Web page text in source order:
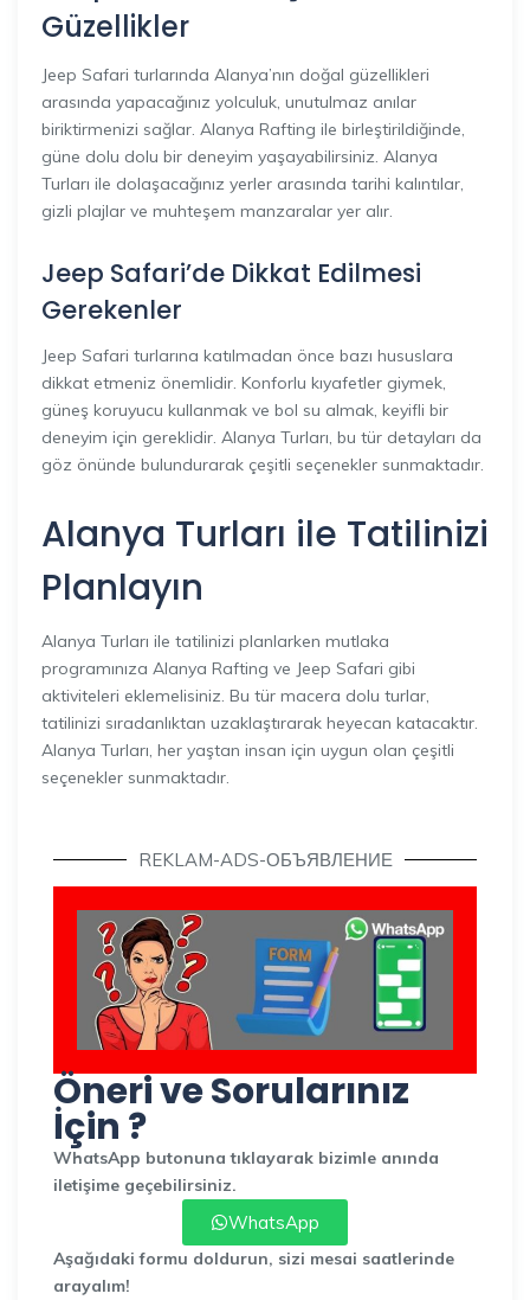
Güzellikler
Jeep Safari turlarında Alanya’nın doğal güzellikleri
arasında yapacağınız yolculuk, unutulmaz anılar
biriktirmenizi sağlar. Alanya Rafting ile birleştirildiğinde,
güne dolu dolu bir deneyim yaşayabilirsiniz. Alanya
Turları ile dolaşacağınız yerler arasında tarihi kalıntılar,
gizli plajlar ve muhteşem manzaralar yer alır.
Jeep Safari’de Dikkat Edilmesi
Gerekenler
Jeep Safari turlarına katılmadan önce bazı hususlara
dikkat etmeniz önemlidir. Konforlu kıyafetler giymek,
güneş koruyucu kullanmak ve bol su almak, keyifli bir
deneyim için gereklidir. Alanya Turları, bu tür detayları da
göz önünde bulundurarak çeşitli seçenekler sunmaktadır.
Alanya Turları ile Tatilinizi
Planlayın
Alanya Turları ile tatilinizi planlarken mutlaka
programınıza Alanya Rafting ve Jeep Safari gibi
aktiviteleri eklemelisiniz. Bu tür macera dolu turlar,
tatilinizi sıradanlıktan uzaklaştırarak heyecan katacaktır.
Alanya Turları, her yaştan insan için uygun olan çeşitli
seçenekler sunmaktadır.
REKLAM-ADS-ОБЪЯВЛЕНИЕ
Öneri ve Sorularınız
İçin ?
WhatsApp butonuna tıklayarak bizimle anında
iletişime geçebilirsiniz.
WhatsApp
Aşağıdaki formu doldurun, sizi mesai saatlerinde
arayalım!